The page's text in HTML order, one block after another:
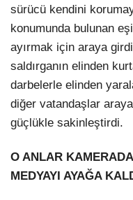
sürücü kendini
konumunda bulunan
ayırmak için araya
saldırganın elinden
darbelerle elinden
diğer vatandaşlar
güçlükle sakinleştirdi.
O ANLAR
MEDYAYI AYAĞA